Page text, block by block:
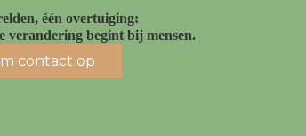
één overtuiging:
verandering begint bij mensen.
contact op